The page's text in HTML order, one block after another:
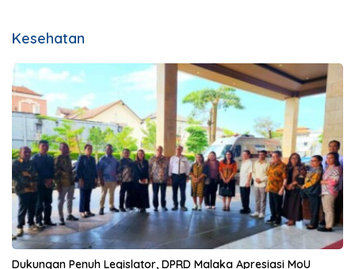
Kesehatan
Dukungan Penuh Legislator, DPRD Malaka Apresiasi MoU